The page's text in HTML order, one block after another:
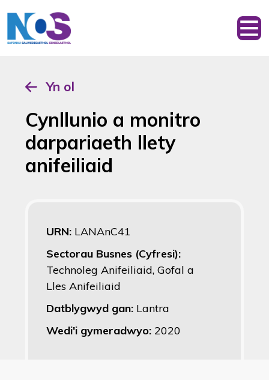
Yn ol
Cynllunio a monitro
darpariaeth llety
anifeiliaid
URN: LANAnC41
Sectorau Busnes (Cyfresi):
Technoleg Anifeiliaid, Gofal a
Lles Anifeiliaid
Datblygwyd gan: Lantra
Wedi'i gymeradwyo: 2020